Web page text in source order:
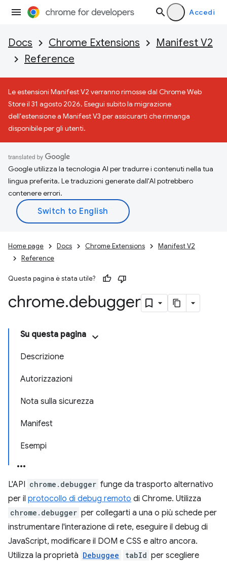
Accedi
Docs Chrome Extensions
Manifest V2
Reference
Le estensioni Manifest V2 verranno rimosse dal Chrome Web
Store il 31 agosto 2026. Esegui subito la migrazione
dell'estensione a Manifest V3 per assicurarti che rimanga
disponibile per gli utenti.
Google utilizza la tecnologia AI per tradurre i contenuti nella tua
lingua preferita. Le traduzioni generate dall'AI potrebbero
contenere errori.
Home page Docs Chrome Extensions
Manifest V2
Reference
Questa pagina è stata utile?
chrome.debugger
Su questa pagina
Descrizione
Autorizzazioni
Nota sulla sicurezza
Manifest
Esempi
L'API chrome.debugger funge da trasporto alternativo
per il protocollo di debug remoto di Chrome. Utilizza
chrome.debugger per collegarti a una o più schede per
instrumentare l'interazione di rete, eseguire il debug di
JavaScript, modificare il DOM e CSS e altro ancora.
Utilizza la proprietà Debuggee tabId per scegliere